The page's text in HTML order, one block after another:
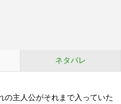
ネタバレ
の主人公がそれまで入っていた